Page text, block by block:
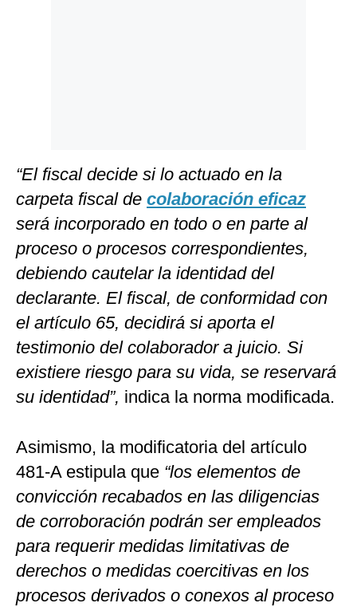
“El fiscal decide si lo actuado en la
carpeta fiscal de colaboración eficaz
será incorporado en todo o en parte al
proceso o procesos correspondientes,
debiendo cautelar la identidad del
declarante. El fiscal, de conformidad con
el artículo 65, decidirá si aporta el
testimonio del colaborador a juicio. Si
existiere riesgo para su vida, se reservará
su identidad”, indica la norma modificada.
Asimismo, la modificatoria del artículo
481-A estipula que “los elementos de
convicción recabados en las diligencias
de corroboración podrán ser empleados
para requerir medidas limitativas de
derechos o medidas coercitivas en los
procesos derivados o conexos al proceso